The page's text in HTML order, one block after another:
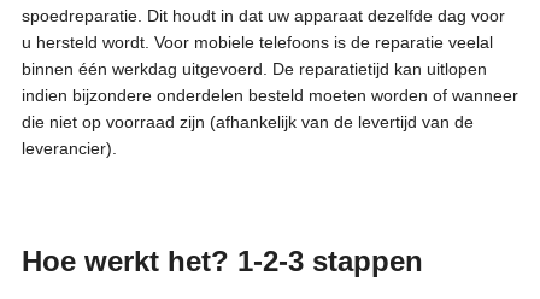
spoedreparatie. Dit houdt in dat uw apparaat dezelfde dag voor
u hersteld wordt. Voor mobiele telefoons is de reparatie veelal
binnen één werkdag uitgevoerd. De reparatietijd kan uitlopen
indien bijzondere onderdelen besteld moeten worden of wanneer
die niet op voorraad zijn (afhankelijk van de levertijd van de
leverancier).
Hoe werkt het? 1-2-3 stappen